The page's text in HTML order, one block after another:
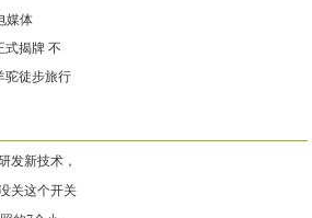
媒体
式揭牌 不
驼徒步旅行
发新技术，
关这个开关